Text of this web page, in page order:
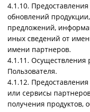
4.1.10.
обновлений
предложений,
иных сведений от
имени партнеров.
4.1.11. Осуществления
Пользователя.
4.1.12.
или сервисы
получения продуктов,